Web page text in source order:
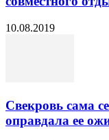
10.08.2019
Свекровь сама
оправдала ее